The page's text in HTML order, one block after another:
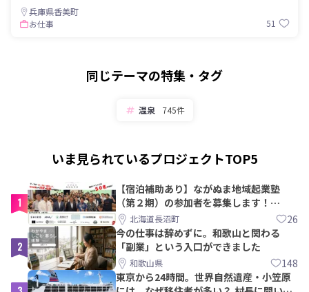
兵庫県香美町
お仕事
51
同じテーマの特集・タグ
温泉 745件
いま見られているプロジェクトTOP5
1
【宿泊補助あり】ながぬま地域起業塾
（第２期）の参加者を募集します！
【8/21〆】
北海道長沼町 26
2
今の仕事は辞めずに。和歌山と関わる
「副業」という入口ができました
和歌山県 148
東京から24時間。世界自然遺産・小笠原